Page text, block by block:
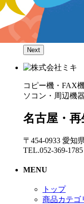
Next
コピー機・FAX
ソコン・周辺機
名古屋・
〒454-0933 愛知
TEL.052-369-
MENU
トップ
商品カテゴ